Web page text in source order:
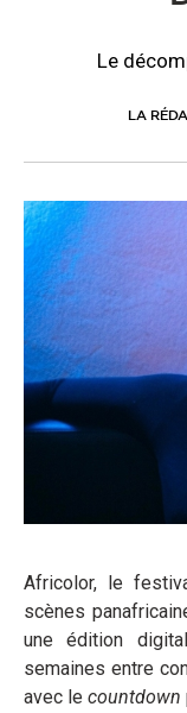
Le
LA
Africolor, le
scènes
une édition
semaines entre
avec le countdown